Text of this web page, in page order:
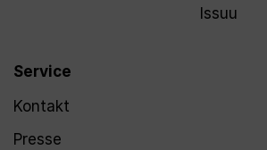
Service
Kontakt
Presse
Issuu